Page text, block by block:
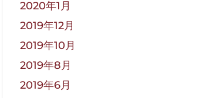
2020年1月
2019年12月
2019年10月
2019年8月
2019年6月